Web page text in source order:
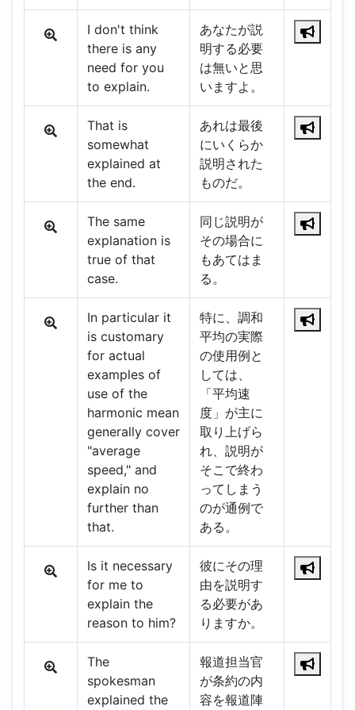
I don't think
there is any
need for you
to explain.
あなたが説
明する必要
は無いと思
いますよ。
That is
somewhat
explained at
the end.
あれは最後
にいくらか
説明された
ものだ。
The same
explanation is
true of that
case.
同じ説明が
その場合に
もあてはま
る。
In particular it
is customary
for actual
examples of
use of the
harmonic mean
generally cover
"average
speed," and
explain no
further than
that.
特に、調和
平均の実際
の使用例と
しては、
「平均速
度」が主に
取り上げら
れ、説明が
そこで終わ
ってしまう
のが通例で
ある。
Is it necessary
for me to
explain the
reason to him?
彼にその理
由を説明す
る必要があ
りますか。
The
spokesman
explained the
報道担当官
が条約の内
容を報道陣